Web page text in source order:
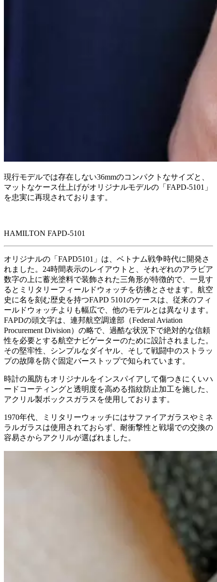
現行モデルでは存在しない36mmのコンパクトなサイズと、
マットなケース仕上げがオリジナルモデルの「FAPD-5101」
を忠実に再現されております。
HAMILTON FAPD-5101
オリジナルの「FAPD5101」は、ベトナム戦争時代に開発さ
れました。24時間表示のレイアウトと、それぞれのアラビア
数字の上に蓄光塗料で装飾された三角形が特徴的で、一見す
るとミリタリーフィールドウォッチを彷彿とさせます。航空
史に名を刻む歴史を持つFAPD 5101のケースは、従来のフィ
ールドウォッチよりも幅広で、他のモデルとは異なります。
FAPDの頭文字は、連邦航空調達部（Federal Aviation
Procurement Division）の略で、過酷な状況下で絶対的な信頼
性を必要とする航空ナビゲーターのために設計されました。
その堅牢性、シンプルなダイヤル、そして戦闘中のストラッ
プの故障を防ぐ固定バーストップで知られています。
時計の風防もオリジナルをインスパイアして傷つきにくいハ
ードコーティングと透明度を高める指紋防止加工を施した、
アクリル製ボックスガラスを使用しております。
1970年代、ミリタリーウォッチにはサファイアガラスやミネ
ラルガラスは使用されておらず、耐衝撃性と戦場での交換の
容易さからアクリルが選ばれました。